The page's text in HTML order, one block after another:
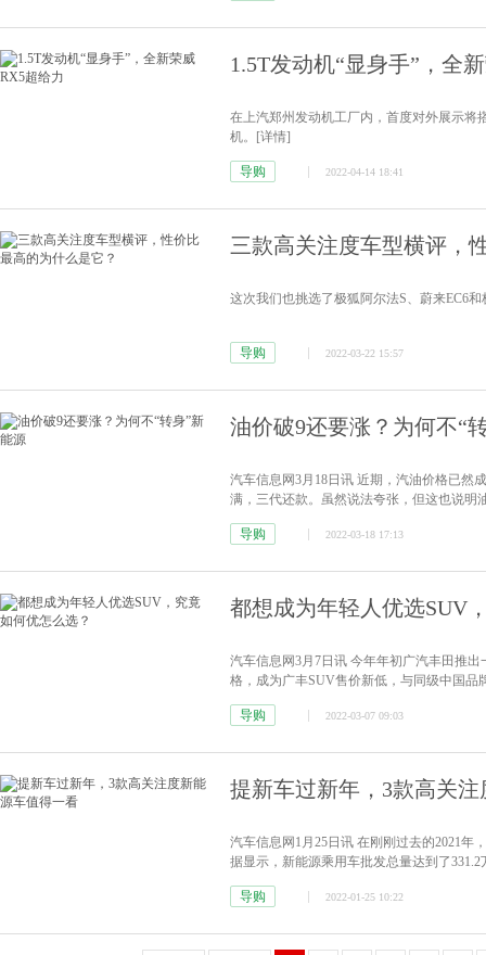
1.5T发动机“显身手”，全
在上汽郑州发动机工厂内，首度对外展示将
机。
[详情]
导购 2022-04-14 18:41
三款高关注度车型横评，
这次我们也挑选了极狐阿尔法S、蔚来EC6
导购 2022-03-22 15:57
油价破9还要涨？为何不“
汽车信息网3月18日讯 近期，汽油价格已然
满，三代还款。虽然说法夸张，但这也说明
测，加满一箱95号汽油，将多花30元。加
导购 2022-03-18 17:13
都想成为年轻人优选SUV
汽车信息网3月7日讯 今年年初广汽丰田推
格，成为广丰SUV售价新低，与同级中国
兰达还有着其他光环。包括基于声名显赫
导购 2022-03-07 09:03
提新车过新年，3款高关
汽车信息网1月25日讯 在刚刚过去的2021年
据显示，新能源乘用车批发总量达到了
来。在这个辞旧迎新的欢庆时刻，许多人
导购 2022-01-25 10:22